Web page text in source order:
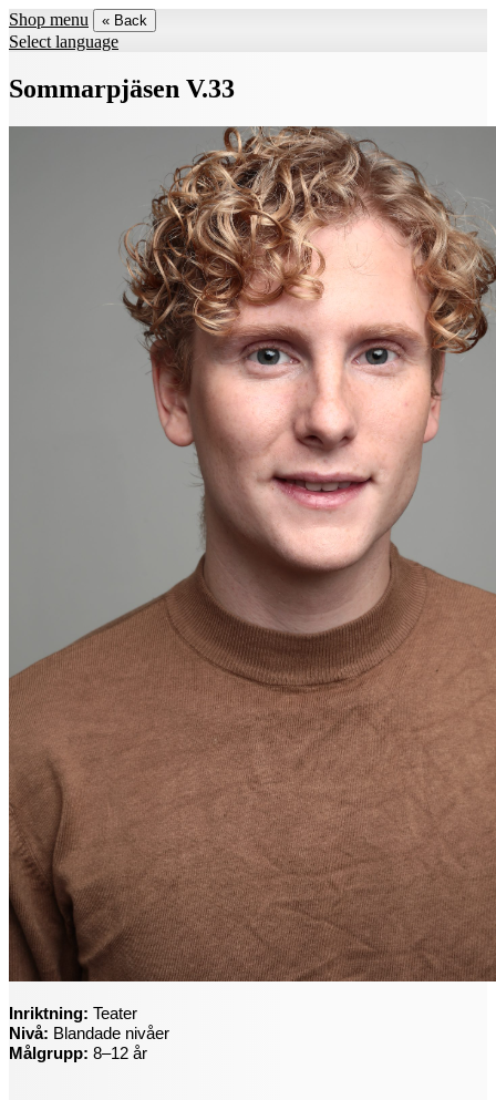
Shop menu « Back
Select language
Sommarpjäsen V.33
Inriktning: Teater
Nivå: Blandade nivåer
Målgrupp: 8–12 år